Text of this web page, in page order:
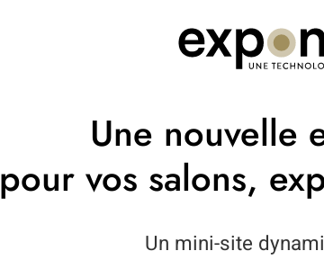
Une nouvelle
pour vos salons,
Un mini-site